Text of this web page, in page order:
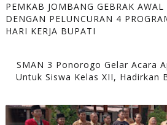
PEMKAB JOMBANG GEBRAK
DENGAN PELUNCURAN 4
HARI KERJA BUPATI
SMAN 3 Ponorogo Gelar Acara
Untuk Siswa Kelas XII, Hadirkan